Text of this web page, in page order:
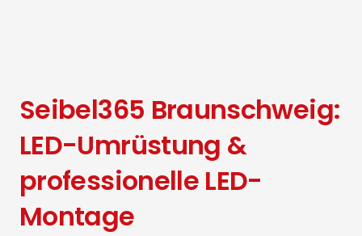
Seibel365 Braunschweig:
LED-Umrüstung &
professionelle LED-
Montage